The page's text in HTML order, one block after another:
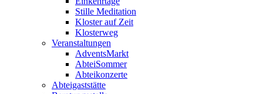
Stille Meditation
Kloster auf Zeit
Klosterweg
Veranstaltungen
AdventsMarkt
AbteiSommer
Abteikonzerte
Abteigaststätte